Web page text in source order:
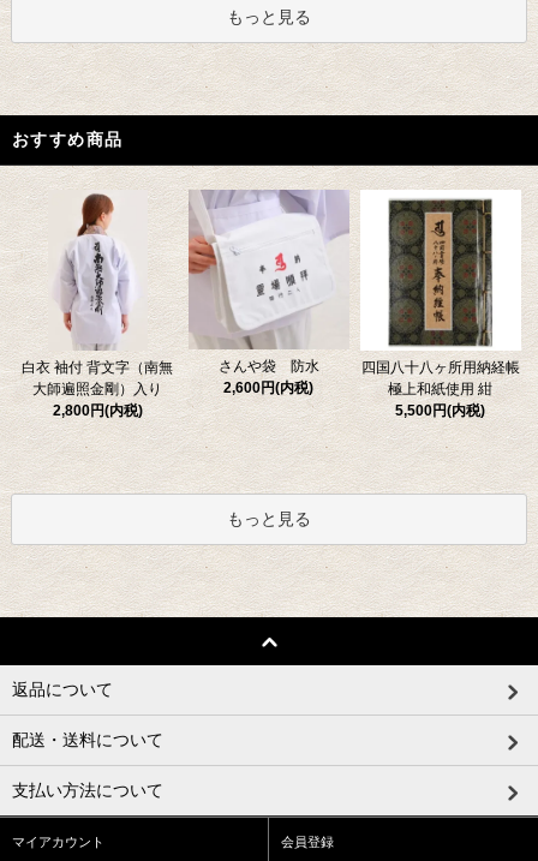
もっと見る
おすすめ商品
白衣 袖付 背文字（南無
大師遍照金剛）入り
2,800円(内税)
さんや袋 防水
2,600円(内税)
四国八十八ヶ所用納経帳
極上和紙使用 紺
5,500円(内税)
もっと見る
返品について
配送・送料について
支払い方法について
マイアカウント 会員登録